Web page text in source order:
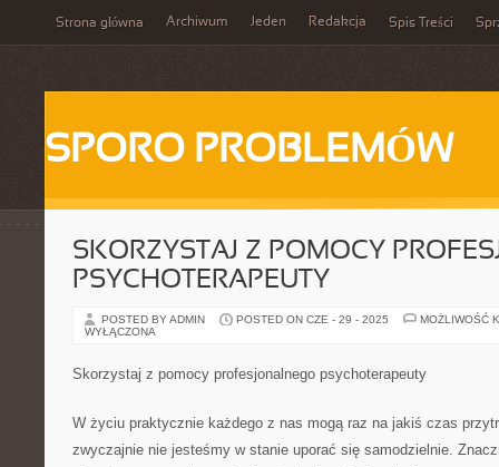
Strona główna Archiwum Jeden Redakcja Spis Treści
SPORO PROBLEMÓW
SKORZYSTAJ Z POMOCY
PSYCHOTERAPEUTY
POSTED BY ADMIN POSTED ON CZE - 29 - 2025
MOŻLIWOŚĆ
WYŁĄCZONA
Skorzystaj z pomocy profesjonalnego psychoterapeuty
W życiu praktycznie każdego z nas mogą raz na jakiś czas
zwyczajnie nie jesteśmy w stanie uporać się samodzielnie.